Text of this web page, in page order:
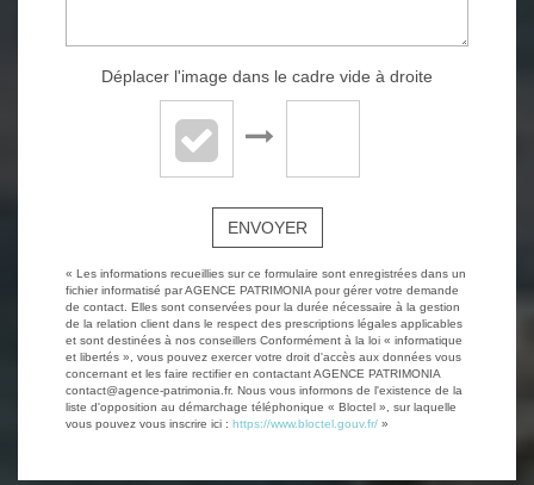
Déplacer l'image dans le cadre vide à droite
ENVOYER
« Les informations recueillies sur ce formulaire sont enregistrées dans un
fichier informatisé par AGENCE PATRIMONIA pour gérer votre demande
de contact. Elles sont conservées pour la durée nécessaire à la gestion
de la relation client dans le respect des prescriptions légales applicables
et sont destinées à nos conseillers Conformément à la loi « informatique
et libertés », vous pouvez exercer votre droit d'accès aux données vous
concernant et les faire rectifier en contactant AGENCE PATRIMONIA
contact@agence-patrimonia.fr. Nous vous informons de l'existence de la
liste d'opposition au démarchage téléphonique « Bloctel », sur laquelle
vous pouvez vous inscrire ici : https://www.bloctel.gouv.fr/ »